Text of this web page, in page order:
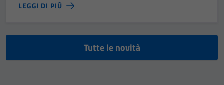
LEGGI DI PIÙ
Tutte le novità